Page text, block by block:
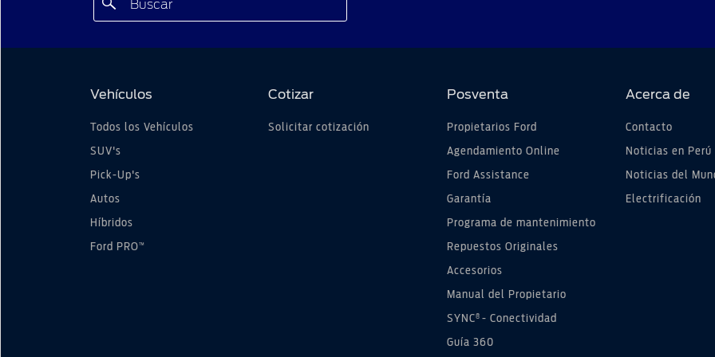
Vehículos
Todos los Vehículos
SUV's
Pick-Up's
Autos
Híbridos
Ford PRO™
Cotizar
Solicitar cotización
Posventa
Propietarios Ford
Agendamiento Online
Ford Assistance
Garantía
Programa de mantenimiento
Repuestos Originales
Accesorios
Manual del Propietario
SYNC® - Conectividad
Guía 360
Acerca de
Contacto
Noticias en Perú
Noticias del
Electrificación